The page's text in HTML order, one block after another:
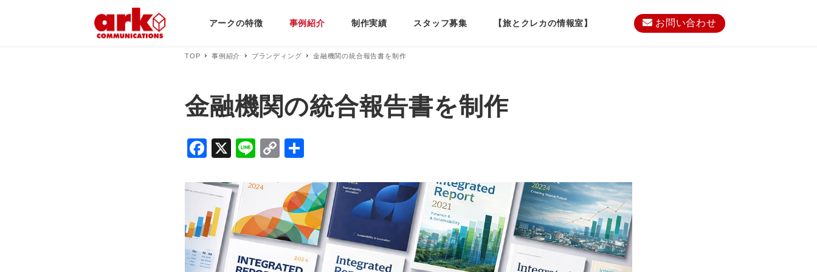
アークの特徴 事例紹介 制作実績 スタッフ募集 【旅とクレカの情報室】 お問い合わせ
TOP 事例紹介 ブランディング 金融機関の統合報告書を制作
金融機関の統合報告書を制作
F
c
e
b
o
o
X
Li
e
C
p
y
Li
n
k